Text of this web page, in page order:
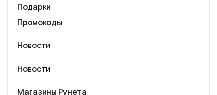
Подарки
Промокоды
Новости
Новости
Магазины Рунета